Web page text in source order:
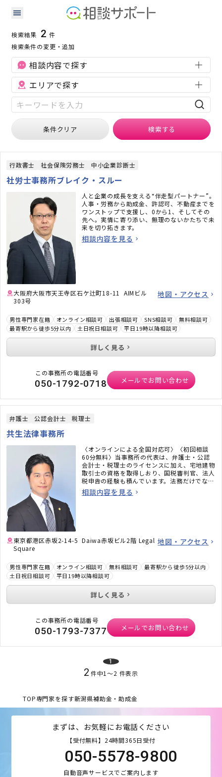
新潟県の補助金・助成金に強い専門家の検索結果
補助金・助成金
検索結果 2 件
検索条件の変更・追加
相談内容で探す
エリアで探す
条件クリア 検索する
行政書士 社会保険労務士 中小企業診断士
社労士事務所ブレイク・スルー
人と企業の成長を支える“伴走型パートナー”。
人事・労務から助成金、許認可、不動産までを
ワンストップで支援し、0から1、そしてその
先へ。実情に寄り添い、無理のないかたちで未
来を切り拓きます。
相談内容を見る
大阪府大阪市天王寺区石ケ辻町18-11 AIMビル
303号
地図・アクセス
男性専門家在籍 オンライン相談可 出張相談可 SNS相談可
無料相談可
最寄駅から徒歩5分以内
土日祝日相談可 平日19時以降相談可
詳しく見る
この事務所の電話番号
050-1792-0718 メールでお問い合わせ
弁護士 公認会計士 税理士
共生法律事務所
〈オンラインによる全国対応可〉〈初回相談
60分無料〉当事務所の代表は、弁護士・公認
会計士・税理士のライセンスに加え、宅地建物
取引士の資格を取得しおり、国税審判官、法人
税申告の経験も積んでいます。法務だけでな
く、税務のことまで考えた包括的なサポートを
ご提供いたします。不動産・相続でお困りの
相談内容を見る
東京都港区赤坂2-14-5 Daiwa赤坂ビル2階 Legal
Square
地図・アクセス
男性専門家在籍 オンライン相談可 無料相談可
最寄駅から徒歩5分以内
土日祝日相談可
平日19時以降相談可
詳しく見る
この事務所の電話番号
050-1793-7377 メールでお問い合わせ
1
2 件中1〜2 件表示
TOP専門家を探す新潟県補助金・助成金
まずは、お気軽にお電話ください
【受付無料】24時間365日受付
050-5578-9800
自動音声サービスでご案内します